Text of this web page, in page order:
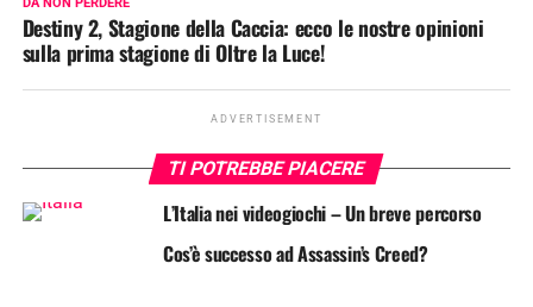
Destiny 2, Stagione della Caccia: ecco le nostre opinioni
sulla prima stagione di Oltre la Luce!
ADVERTISEMENT
TI POTREBBE PIACERE
L’Italia nei videogiochi – Un breve percorso
Cos’è successo ad Assassin’s Creed?